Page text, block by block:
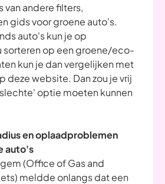
van andere filters,
gids voor groene auto's.
auto's kun je op
sorteren op een groene/eco-
kun je dan vergelijken met
deze website. Dan zou je vrij
optie moeten kunnen
en oplaadproblemen
auto's
(Office of Gas and
meldde onlangs dat een